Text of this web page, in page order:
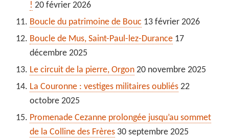
! 20 février 2026
Boucle du patrimoine de Bouc 13 février 2026
Boucle de Mus, Saint-Paul-lez-Durance 17
décembre 2025
Le circuit de la pierre, Orgon 20 novembre 2025
La Couronne : vestiges militaires oubliés 22
octobre 2025
Promenade Cezanne prolongée jusqu’au sommet
de la Colline des Frères 30 septembre 2025